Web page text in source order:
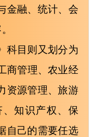
金融、统计、会
科目则又划分为
商管理、农业经
资源管理、旅游
知识产权、保
自己的需要任选